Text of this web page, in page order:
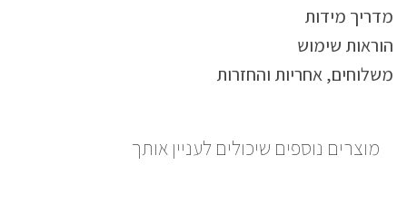
מדריך מידות
הוראות שימוש
משלוחים, אחריות והחזרות
מוצרים נוספים שיכולים לעניין אותך